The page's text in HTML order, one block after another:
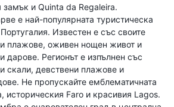
замък и Quinta da Regaleira.
е най-популярната туристическа
Известен е със своите
плажове, оживен нощен живот и
дарове. Регионът е изпълнен със
скали, девствени плажове и
Не пропускайте емблематичната
историческия Faro и красивия Lagos.